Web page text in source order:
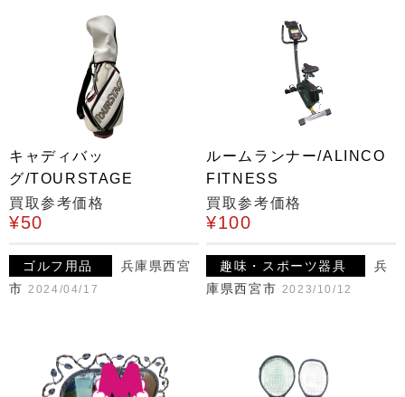
キャディバッ
グ/TOURSTAGE
買取参考価格
¥50
ゴルフ用品
兵庫県西宮
市 2024/04/17
ルームランナー/ALINCO
FITNESS
買取参考価格
¥100
趣味・スポーツ器具
兵
庫県西宮市 2023/10/12